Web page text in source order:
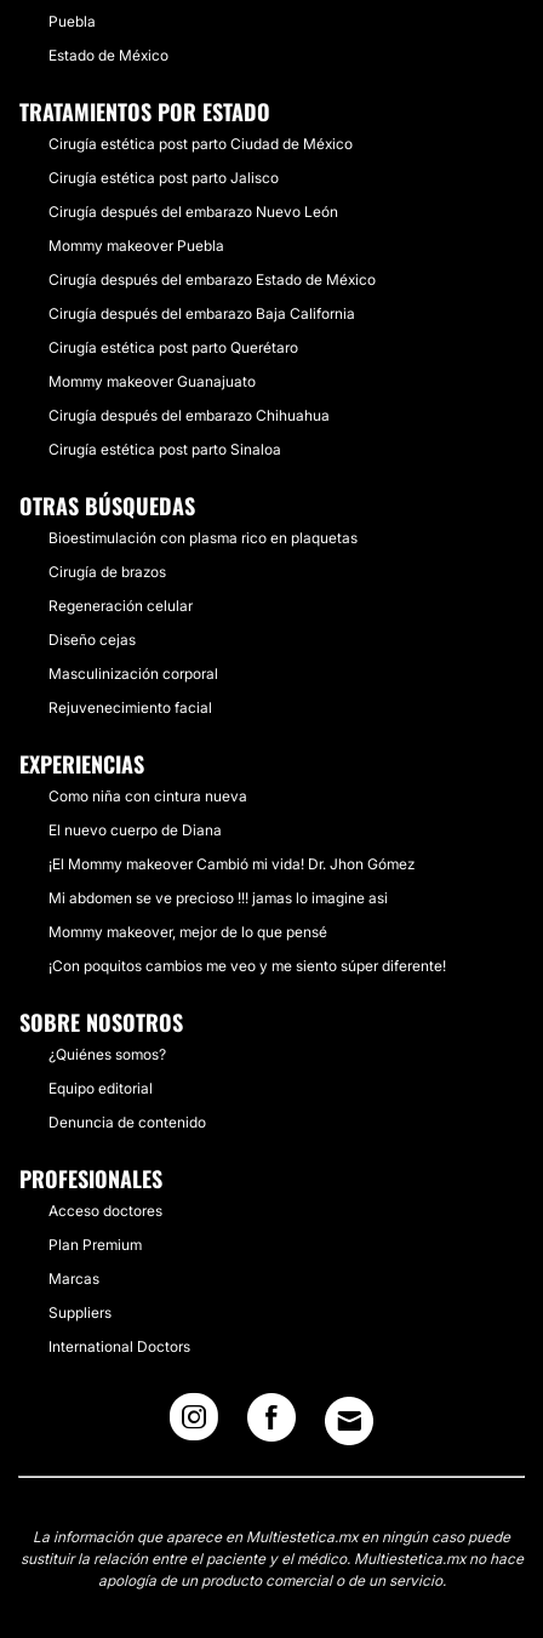
Puebla
Estado de México
TRATAMIENTOS POR ESTADO
Cirugía estética post parto Ciudad de México
Cirugía estética post parto Jalisco
Cirugía después del embarazo Nuevo León
Mommy makeover Puebla
Cirugía después del embarazo Estado de México
Cirugía después del embarazo Baja California
Cirugía estética post parto Querétaro
Mommy makeover Guanajuato
Cirugía después del embarazo Chihuahua
Cirugía estética post parto Sinaloa
OTRAS BÚSQUEDAS
Bioestimulación con plasma rico en plaquetas
Cirugía de brazos
Regeneración celular
Diseño cejas
Masculinización corporal
Rejuvenecimiento facial
EXPERIENCIAS
Como niña con cintura nueva
El nuevo cuerpo de Diana
¡El Mommy makeover Cambió mi vida! Dr. Jhon Gómez
Mi abdomen se ve precioso !!! jamas lo imagine asi
Mommy makeover, mejor de lo que pensé
¡Con poquitos cambios me veo y me siento súper diferente!
SOBRE NOSOTROS
¿Quiénes somos?
Equipo editorial
Denuncia de contenido
PROFESIONALES
Acceso doctores
Plan Premium
Marcas
Suppliers
International Doctors
La información que aparece en Multiestetica.mx en ningún caso puede
sustituir la relación entre el paciente y el médico. Multiestetica.mx no hace
apología de un producto comercial o de un servicio.